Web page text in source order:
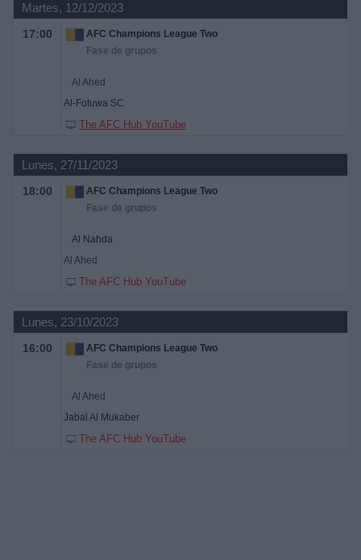
Martes, 12/12/2023
17:00
AFC Champions League Two
Fase de grupos
Al Ahed
Al-Fotuwa SC
The AFC Hub YouTube
Lunes, 27/11/2023
18:00
AFC Champions League Two
Fase de grupos
Al Nahda
Al Ahed
The AFC Hub YouTube
Lunes, 23/10/2023
16:00
AFC Champions League Two
Fase de grupos
Al Ahed
Jabal Al Mukaber
The AFC Hub YouTube